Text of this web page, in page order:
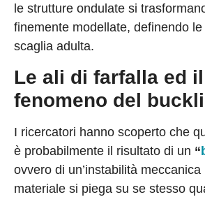
le strutture ondulate si
finemente modellate, definendo
scaglia adulta.
Le ali di farfalla ed il
fenomeno del
I ricercatori hanno scoperto che
è probabilmente il risultato di un “
ovvero di un’instabilità meccanica
materiale si piega su se stesso